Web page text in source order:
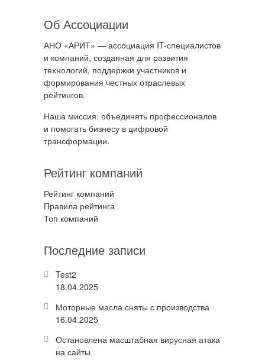
Об Ассоциации
АНО «АРИТ» — ассоциация IT-специалистов
и компаний, созданная для развития
технологий, поддержки участников и
формирования честных отраслевых
рейтингов.
Наша миссия: объединять профессионалов
и помогать бизнесу в цифровой
трансформации.
Рейтинг компаний
Рейтинг компаний
Правила рейтинга
Топ компаний
Последние записи
Test2
18.04.2025
Моторные масла сняты с производства
16.04.2025
Остановлена масштабная вирусная атака
на сайты